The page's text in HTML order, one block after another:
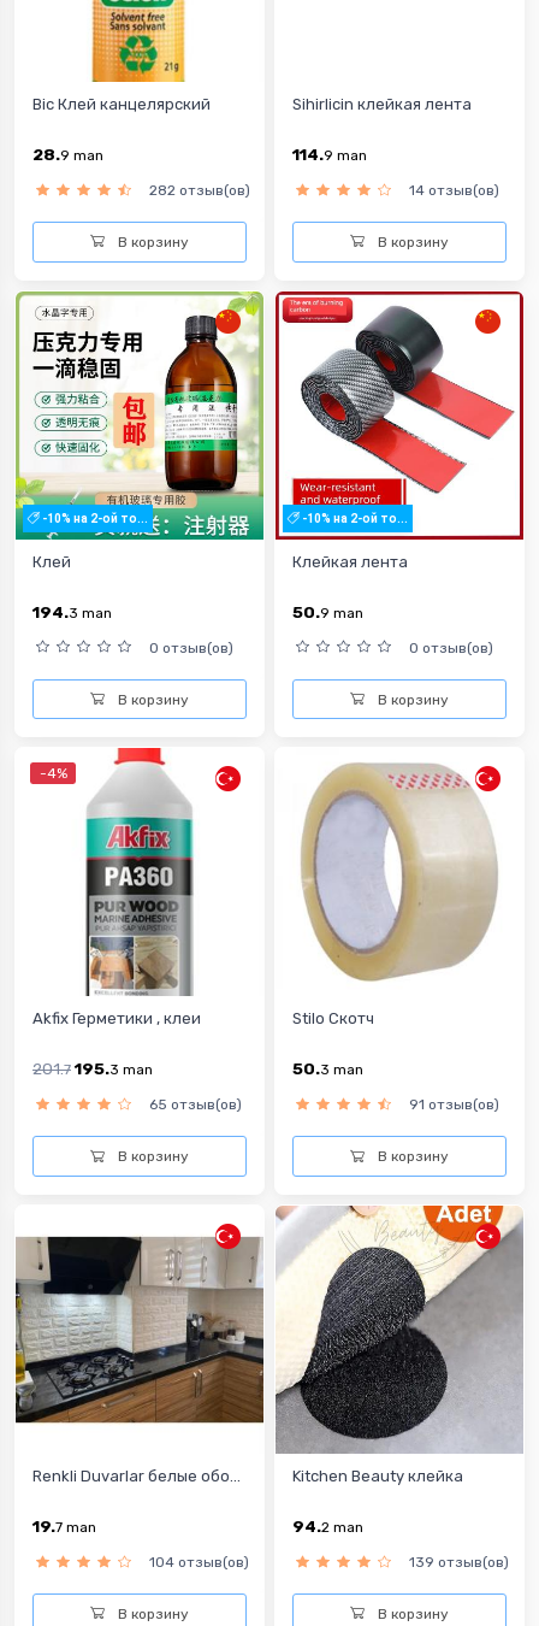
Bic Клей канцелярский
28.9 man
282 отзыв(ов)
В корзину
Sihirlicin клейкая лента
114.9 man
14 отзыв(ов)
В корзину
-10% на 2-ой то...
Клей
194.3 man
0 отзыв(ов)
В корзину
-10% на 2-ой то...
Клейкая лента
50.9 man
0 отзыв(ов)
В корзину
-4%
Akfix Герметики , клеи
201.7 195.3 man
65 отзыв(ов)
В корзину
Stilo Скотч
50.3 man
91 отзыв(ов)
В корзину
Renkli Duvarlar белыe oбо...
19.7 man
104 отзыв(ов)
В корзину
Kitchen Beauty клейка
94.2 man
139 отзыв(ов)
В корзину